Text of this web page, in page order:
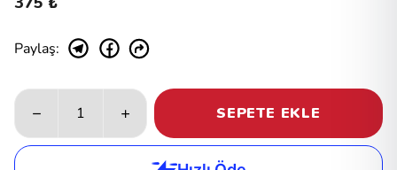
Paylaş:
SEPETE EKLE